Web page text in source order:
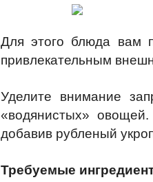
Для этого блюда вам
привлекательным
Уделите внимание
«водянистых»
добавив рубленый
Требуемые